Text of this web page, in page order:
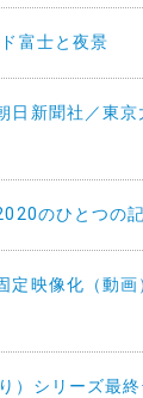
富士と夜景
日新聞社／東京
のひとつの
定映像化（動
）シリーズ最